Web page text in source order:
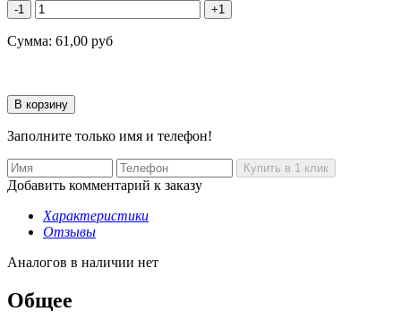
-1 +1
Сумма: 61,00 руб
Заполните только имя и телефон!
Добавить комментарий к заказу
Характеристики
Отзывы
Аналогов в наличии нет
Общее